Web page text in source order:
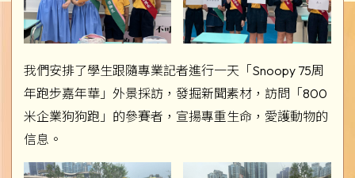
我們安排了學生跟隨專業記者進行一天「Snoopy 75周
年跑步嘉年華」外景採訪，發掘新聞素材，訪問「800
米企業狗狗跑」的參賽者，宣揚專重生命，愛護動物的
信息。